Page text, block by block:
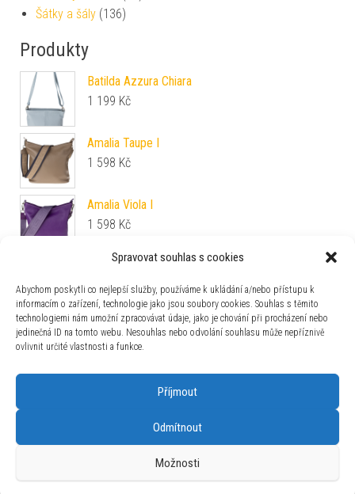
Spravovat souhlas s cookies
Abychom poskytli co nejlepší služby, používáme k ukládání a/nebo přístupu k
informacím o zařízení, technologie jako jsou soubory cookies. Souhlas s těmito
technologiemi nám umožní zpracovávat údaje, jako je chování při procházení nebo
jedinečná ID na tomto webu. Nesouhlas nebo odvolání souhlasu může nepříznivě
ovlivnit určité vlastnosti a funkce.
Příjmout
Odmítnout
Možnosti
Šátky a šály (136)
Produkty
Batilda Azzura Chiara
1 199 Kč
Amalia Taupe I
1 598 Kč
Amalia Viola I
1 598 Kč
Amalia Verde Chiaro I
1 598Kč
Amalia Rosa Scura I
1 598Kč
s.r.o. Chodovská 228/3 Praha 4 IČ: 26454424